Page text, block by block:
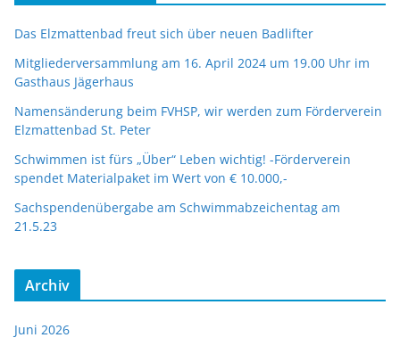
Das Elzmattenbad freut sich über neuen Badlifter
Mitgliederversammlung am 16. April 2024 um 19.00 Uhr im
Gasthaus Jägerhaus
Namensänderung beim FVHSP, wir werden zum Förderverein
Elzmattenbad St. Peter
Schwimmen ist fürs „Über“ Leben wichtig! -Förderverein
spendet Materialpaket im Wert von € 10.000,-
Sachspendenübergabe am Schwimmabzeichentag am
21.5.23
Archiv
Juni 2026